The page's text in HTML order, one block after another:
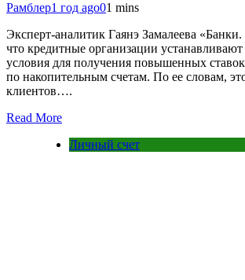
Рамблер1 год ago01 mins
Эксперт-аналитик Гаянэ Замалеева «Банки.
что кредитные организации
условия для получения повышенных ставок
по накопительным счетам. По ее словам,
клиентов….
Read More
Личный счет